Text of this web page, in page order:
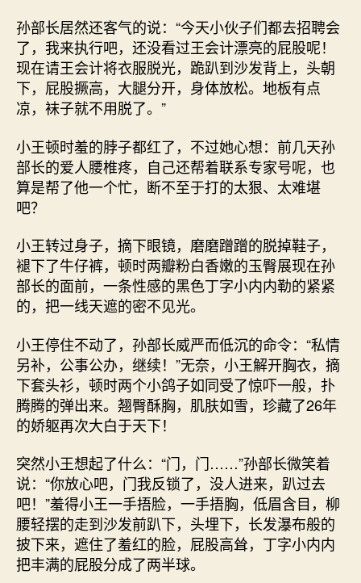
孙部长居然还客气的说：“今天小伙子们都去招聘会
了，我来执行吧，还没看过王会计漂亮的屁股呢！
现在请王会计将衣服脱光，跪趴到沙发背上，头朝
下，屁股撅高，大腿分开，身体放松。地板有点
凉，袜子就不用脱了。”
小王顿时羞的脖子都红了，不过她心想：前几天孙
部长的爱人腰椎疼，自己还帮着联系专家号呢，也
算是帮了他一个忙，断不至于打的太狠、太难堪
吧？
小王转过身子，摘下眼镜，磨磨蹭蹭的脱掉鞋子，
褪下了牛仔裤，顿时两瓣粉白香嫩的玉臀展现在孙
部长的面前，一条性感的黑色丁字小内内勒的紧紧
的，把一线天遮的密不见光。
小王停住不动了，孙部长威严而低沉的命令：“私情
另补，公事公办，继续！”无奈，小王解开胸衣，摘
下套头衫，顿时两个小鸽子如同受了惊吓一般，扑
腾腾的弹出来。翘臀酥胸，肌肤如雪，珍藏了26年
的娇躯再次大白于天下！
突然小王想起了什么：“门，门……”孙部长微笑着
说：“你放心吧，门我反锁了，没人进来，趴过去
吧！”羞得小王一手捂脸，一手捂胸，低眉含目，柳
腰轻摆的走到沙发前趴下，头埋下，长发瀑布般的
披下来，遮住了羞红的脸，屁股高耸，丁字小内内
把丰满的屁股分成了两半球。